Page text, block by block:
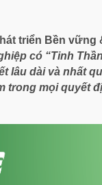
triển Bền vững
có “Tinh
lâu dài và nhất
trong mọi quyết